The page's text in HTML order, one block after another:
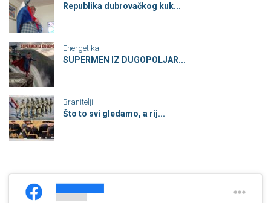
Republika dubrovačkog kuk...
Energetika
SUPERMEN IZ DUGOPOLJAR...
Branitelji
Što to svi gledamo, a rij...